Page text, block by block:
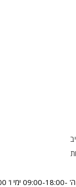
14:00